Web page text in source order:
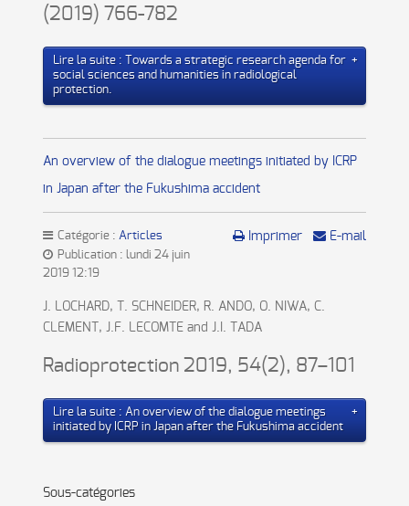
(2019) 766-782
Lire la suite : Towards a strategic research agenda for
social sciences and humanities in radiological
protection.
An overview of the dialogue meetings initiated by ICRP
in Japan after the Fukushima accident
Imprimer E-mail
Catégorie : Articles
Publication : lundi 24 juin
2019 12:19
J. LOCHARD, T. SCHNEIDER, R. ANDO, O. NIWA, C.
CLEMENT, J.F. LECOMTE and J.I. TADA
Radioprotection 2019, 54(2), 87–101
Lire la suite : An overview of the dialogue meetings
initiated by ICRP in Japan after the Fukushima accident
Sous-catégories